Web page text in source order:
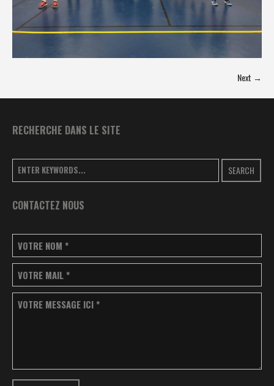
Next →
RECHERCHE DANS LE SITE
SEARCH
CONTACTEZ NOUS
VOTRE NOM *
VOTRE MAIL *
VOTRE MESSAGE ICI *